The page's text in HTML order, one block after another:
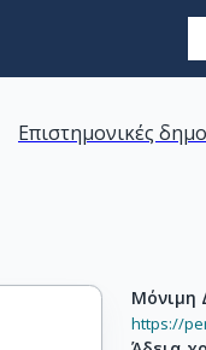
Επιστημονικές
Μόνιμη
https://